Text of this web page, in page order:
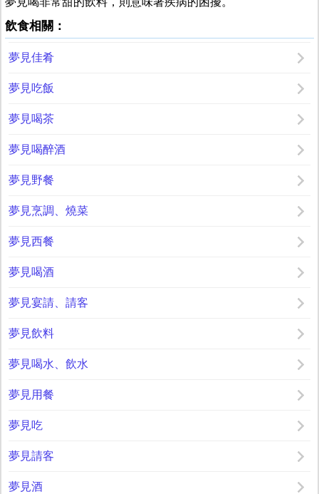
飲食相關：
夢見佳肴
夢見吃飯
夢見喝茶
夢見喝醉酒
夢見野餐
夢見烹調、燒菜
夢見西餐
夢見喝酒
夢見宴請、請客
夢見飲料
夢見喝水、飲水
夢見用餐
夢見吃
夢見請客
夢見酒